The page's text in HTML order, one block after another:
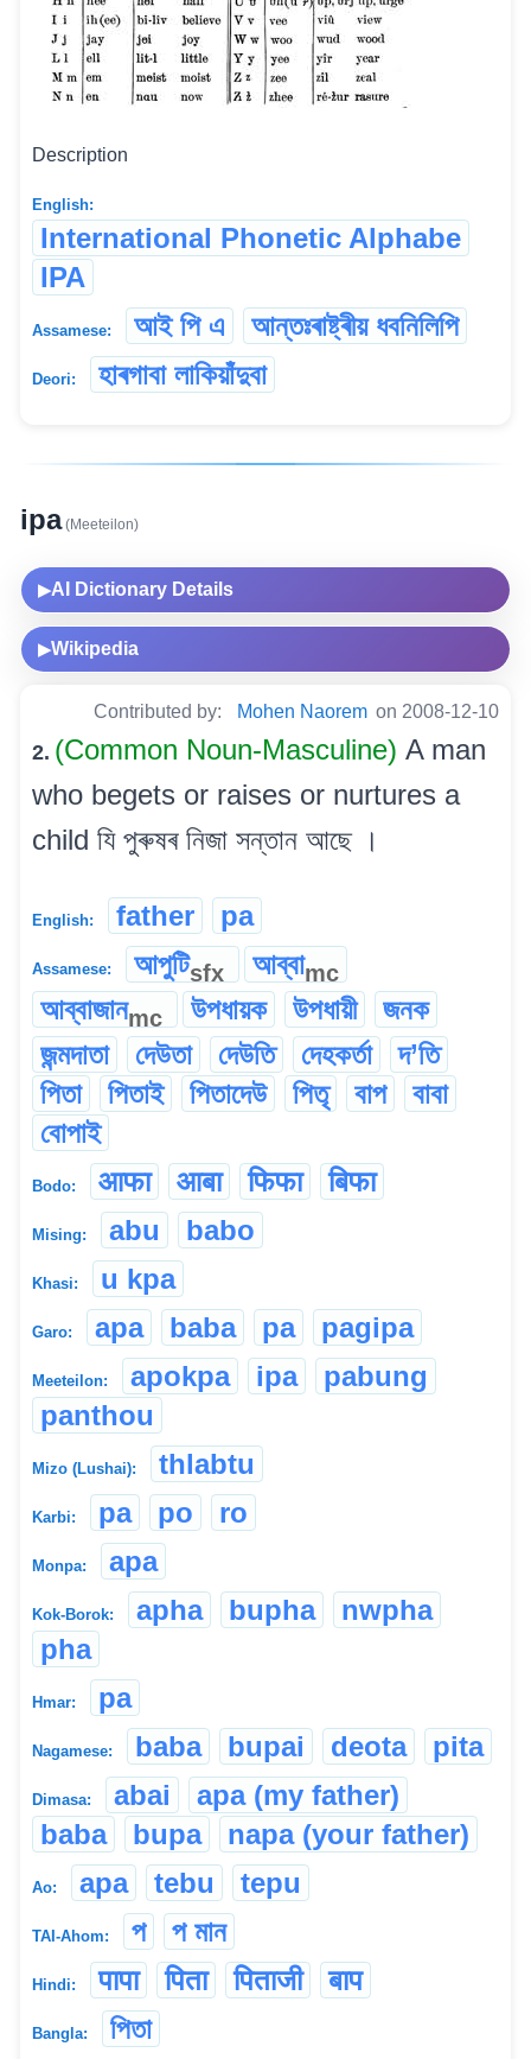
Description
English:
International Phonetic Alphabe
IPA
Assamese: আই পি এ আন্তঃৰাষ্ট্ৰীয় ধবনিলিপি
Deori: হাৰগাবা লাকিয়াঁদুবা
ipa(Meeteilon)
▶AI Dictionary Details
▶Wikipedia
Contributed by: Mohen Naorem on 2008-12-10
2. (Common Noun-Masculine) A man
who begets or raises or nurtures a
child যি পুৰুষৰ নিজা সন্তান আছে ।
English: father pa
Assamese: আপুটিsfx আব্বাmc
আব্বাজানmc উপধায়ক উপধায়ী
জনক
জন্মদাতা
দেউতা দেউতি দেহকৰ্তা
দ’তি
পিতা
পিতাই পিতাদেউ পিতৃ বাপ
বাবা
বোপাই
Bodo: आफा आबा फिफा बिफा
Mising: abu babo
Khasi: u kpa
Garo: apa baba pa pagipa
Meeteilon: apokpa ipa
pabung
panthou
Mizo (Lushai): thlabtu
Karbi: pa po ro
Monpa: apa
Kok-Borok: apha bupha
nwpha
pha
Hmar: pa
Nagamese: baba bupai deota pita
Dimasa: abai
apa (my father)
baba
bupa napa (your father)
Ao: apa tebu tepu
TAI-Ahom: প প মান
Hindi: पापा पिता पिताजी बाप
Bangla: পিতা